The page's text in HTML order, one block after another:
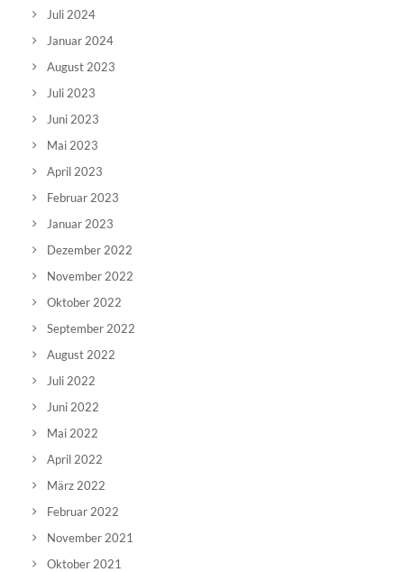
Juli 2024
Januar 2024
August 2023
Juli 2023
Juni 2023
Mai 2023
April 2023
Februar 2023
Januar 2023
Dezember 2022
November 2022
Oktober 2022
September 2022
August 2022
Juli 2022
Juni 2022
Mai 2022
April 2022
März 2022
Februar 2022
November 2021
Oktober 2021